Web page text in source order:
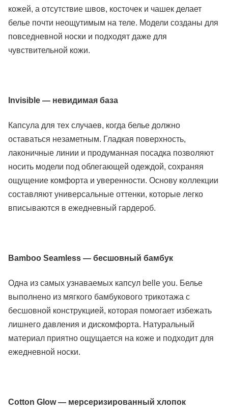
кожей, а отсутствие швов, косточек и чашек делает
белье почти неощутимым на теле. Модели созданы для
повседневной носки и подходят даже для
чувствительной кожи.
Invisible — невидимая база
Капсула для тех случаев, когда белье должно
оставаться незаметным. Гладкая поверхность,
лаконичные линии и продуманная посадка позволяют
носить модели под облегающей одеждой, сохраняя
ощущение комфорта и уверенности. Основу коллекции
составляют универсальные оттенки, которые легко
вписываются в ежедневный гардероб.
Bamboo Seamless — бесшовный бамбук
Одна из самых узнаваемых капсул belle you. Белье
выполнено из мягкого бамбукового трикотажа с
бесшовной конструкцией, которая помогает избежать
лишнего давления и дискомфорта. Натуральный
материал приятно ощущается на коже и подходит для
ежедневной носки.
Cotton Glow — мерсеризированный хлопок